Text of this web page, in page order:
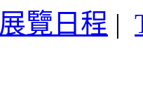
展覽日程 |